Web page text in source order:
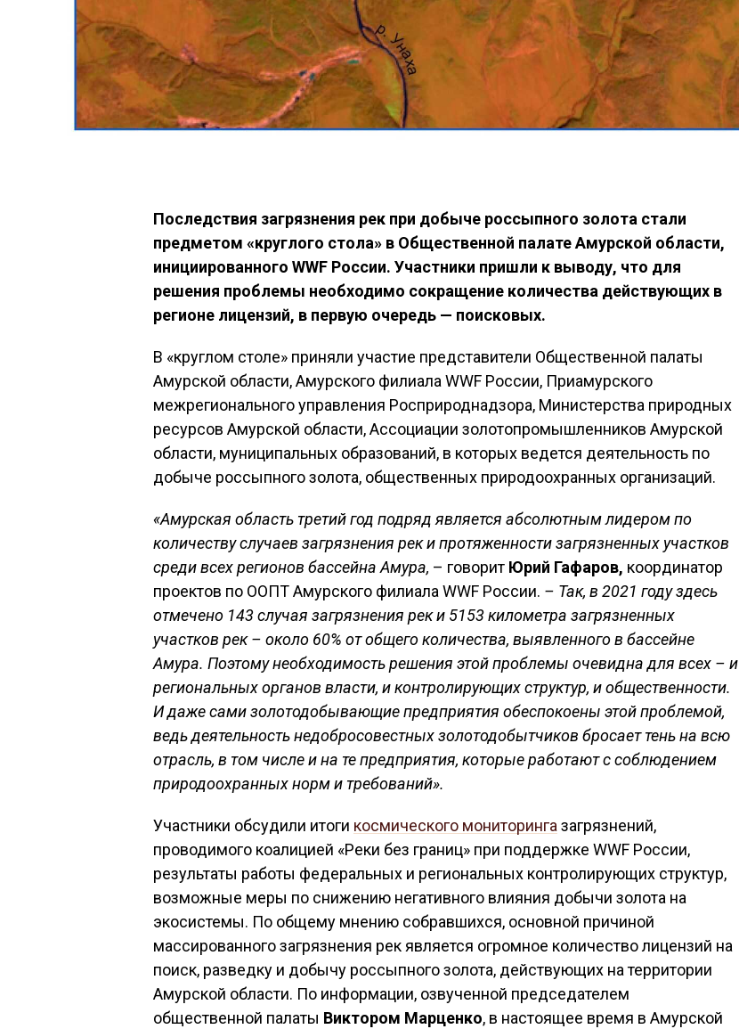
Последствия загрязнения рек при добыче россыпного золота стали
предметом «круглого стола» в Общественной палате Амурской области,
инициированного WWF России. Участники пришли к выводу, что для
решения проблемы необходимо сокращение количества действующих в
регионе лицензий, в первую очередь — поисковых.
В «круглом столе» приняли участие представители Общественной палаты
Амурской области, Амурского филиала WWF России, Приамурского
межрегионального управления Росприроднадзора, Министерства природных
ресурсов Амурской области, Ассоциации золотопромышленников Амурской
области, муниципальных образований, в которых ведется деятельность по
добыче россыпного золота, общественных природоохранных организаций.
«Амурская область третий год подряд является абсолютным лидером по
количеству случаев загрязнения рек и протяженности загрязненных участков
среди всех регионов бассейна Амура, – говорит Юрий Гафаров, координатор
проектов по ООПТ Амурского филиала WWF России. – Так, в 2021 году здесь
отмечено 143 случая загрязнения рек и 5153 километра загрязненных
участков рек – около 60% от общего количества, выявленного в бассейне
Амура. Поэтому необходимость решения этой проблемы очевидна для всех – и
региональных органов власти, и контролирующих структур, и общественности.
И даже сами золотодобывающие предприятия обеспокоены этой проблемой,
ведь деятельность недобросовестных золотодобытчиков бросает тень на всю
отрасль, в том числе и на те предприятия, которые работают с соблюдением
природоохранных норм и требований».
Участники обсудили итоги космического мониторингазагрязнений,
проводимого коалицией «Реки без границ» при поддержке WWF России,
результаты работы федеральных и региональных контролирующих структур,
возможные меры по снижению негативного влияния добычи золота на
экосистемы. По общему мнению собравшихся, основной причиной
массированного загрязнения рек является огромное количество лицензий на
поиск, разведку и добычу россыпного золота, действующих на территории
Амурской области. По информации, озвученной председателем
общественной палаты Виктором Марценко, в настоящее время в Амурской